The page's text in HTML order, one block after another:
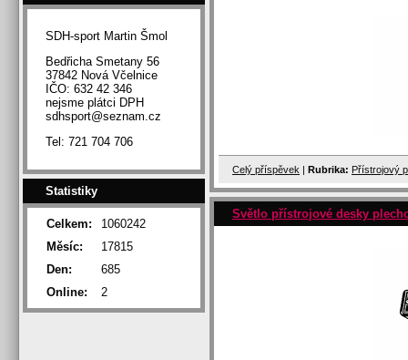
Celý příspěvek | Rubrika: Přístrojový
Světlo přístrojové desky
SDH-sport Martin Šmol
Bedřicha Smetany 56
37842 Nová Včelnice
IČO: 632 42 346
nejsme plátci DPH
sdhsport@seznam.cz
Tel: 721 704 706
Statistiky
Online: 2
Celkem:
1060242
Měsíc:
17815
Den:
685